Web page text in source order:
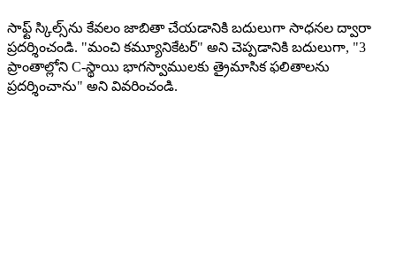
సాఫ్ట్ స్కిల్స్‌ను కేవలం జాబితా చేయడానికి బదులుగా సాధనల ద్వారా
ప్రదర్శించండి. "మంచి కమ్యూనికేటర్" అని చెప్పడానికి బదులుగా, "3
ప్రాంతాల్లోని C-స్థాయి భాగస్వాములకు త్రైమాసిక ఫలితాలను
ప్రదర్శించాను" అని వివరించండి.